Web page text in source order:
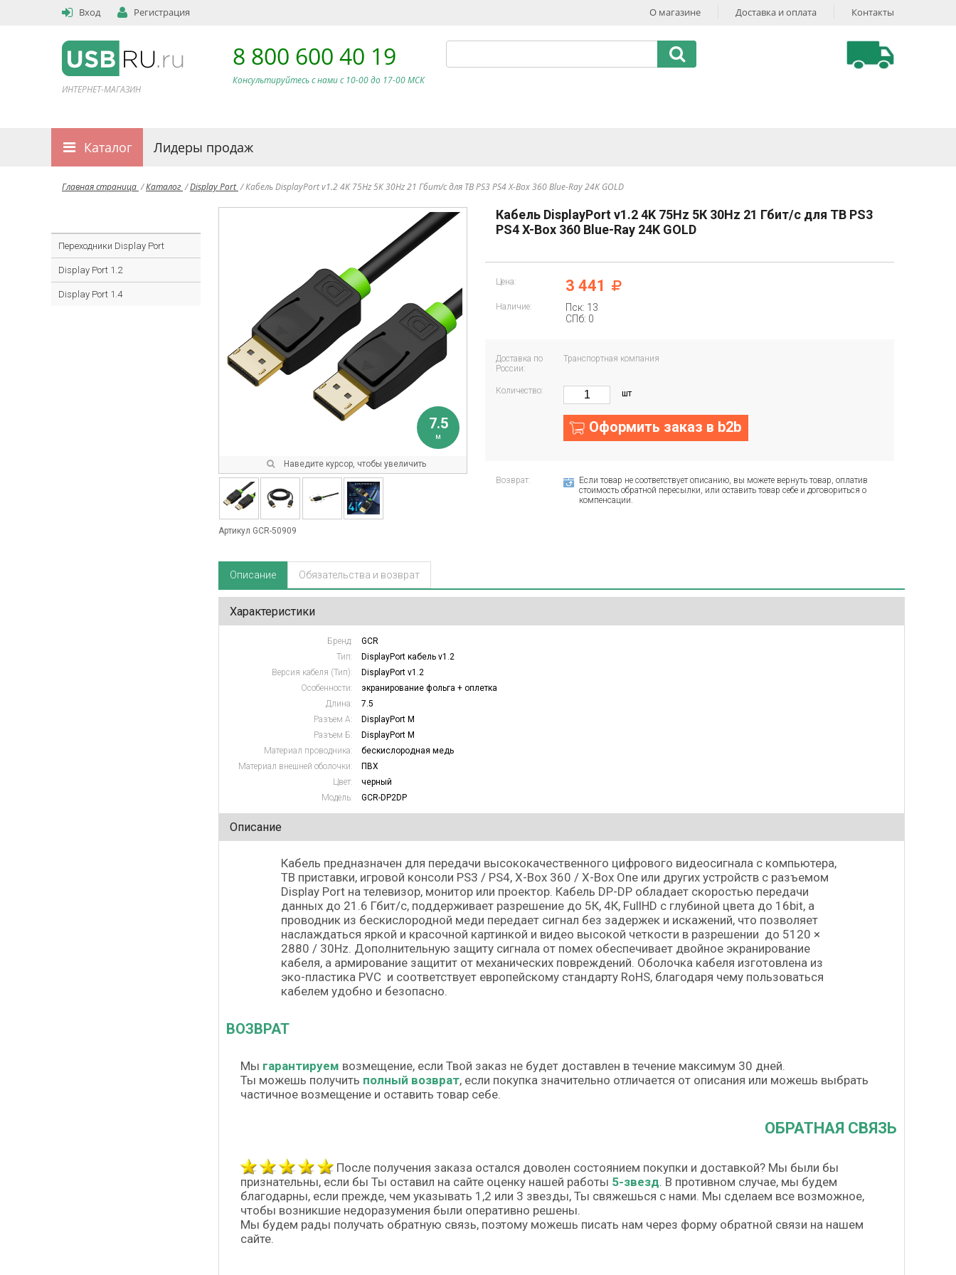
Вход Регистрация О магазине Доставка и оплата Контакты
ИНТЕРНЕТ-МАГАЗИН
8 800 600 40 19
Консультируйтесь с нами c 10-00 до 17-00 МСК
Каталог Лидеры продаж
Главная страница /Каталог /Display Port /Кабель DisplayPort v1.2 4K 75Hz 5К 30Hz 21 Гбит/с для ТВ PS3 PS4 X-Box 360 Blue-Ray 24K GOLD
Переходники Display Port
Display Port 1.2
Display Port 1.4
7.5
м
Наведите курсор, чтобы увеличить
Артикул GCR-50909
Кабель DisplayPort v1.2 4K 75Hz 5К 30Hz 21 Гбит/с для ТВ PS3
PS4 X-Box 360 Blue-Ray 24K GOLD
Цена: 3 441
Наличие:
Пск: 13
СПб: 0
Доставка по
России:
Транспортная компания
Количество: шт
Оформить заказ в b2b
Возврат:
Если товар не соответствует описанию, вы можете вернуть товар, оплатив
стоимость обратной пересылки, или оставить товар себе и договориться о
компенсации.
Описание Обязательства и возврат
Характеристики
Бренд:
GCR
Тип:
DisplayPort кабель v1.2
Версия кабеля (Тип):
DisplayPort v1.2
Особенности:
экранирование фольга + оплетка
Длина:
7.5
Разъем А:
DisplayPort M
Разъем Б:
DisplayPort M
Материал проводника:
бескислородная медь
Материал внешней оболочки:
ПВХ
Цвет:
черный
Модель:
GCR-DP2DP
Описание
Кабель предназначен для передачи высококачественного цифрового видеосигнала с компьютера,
ТВ приставки, игровой консоли PS3 / PS4, X-Box 360 / X-Box One или других устройств с разъемом
Display Port на телевизор, монитор или проектор. Кабель DP-DP обладает скоростью передачи
данных до 21.6 Гбит/c, поддерживает разрешение до 5К, 4К, FullHD с глубиной цвета до 16bit, а
проводник из бескислородной меди передает сигнал без задержек и искажений, что позволяет
наслаждаться яркой и красочной картинкой и видео высокой четкости в разрешении до 5120 ×
2880 / 30Hz. Дополнительную защиту сигнала от помех обеспечивает двойное экранирование
кабеля, а армирование защитит от механических повреждений. Оболочка кабеля изготовлена из
эко-пластика PVC и соответствует европейскому стандарту RoHS, благодаря чему пользоваться
кабелем удобно и безопасно.
ВОЗВРАТ
Мы гарантируем возмещение, если Твой заказ не будет доставлен в течение максимум 30 дней.
Ты можешь получить полный возврат, если покупка значительно отличается от описания или можешь выбрать
частичное возмещение и оставить товар себе.
ОБРАТНАЯ СВЯЗЬ
После получения заказа остался доволен состоянием покупки и доставкой? Мы были бы
признательны, если бы Ты оставил на сайте оценку нашей работы 5-звезд. В противном случае, мы будем
благодарны, если прежде, чем указывать 1,2 или 3 звезды, Ты свяжешься с нами. Мы сделаем все возможное,
чтобы возникшие недоразумения были оперативно решены.
Мы будем рады получать обратную связь, поэтому можешь писать нам через форму обратной связи на нашем
сайте.